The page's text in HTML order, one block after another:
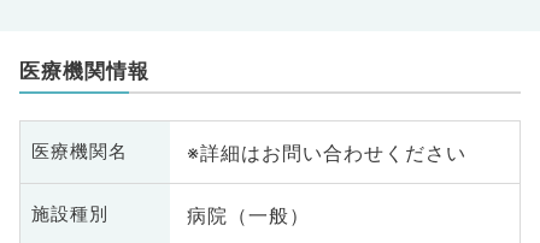
医療機関情報
医療機関名 ※詳細はお問い合わせください
施設種別 病院（一般）